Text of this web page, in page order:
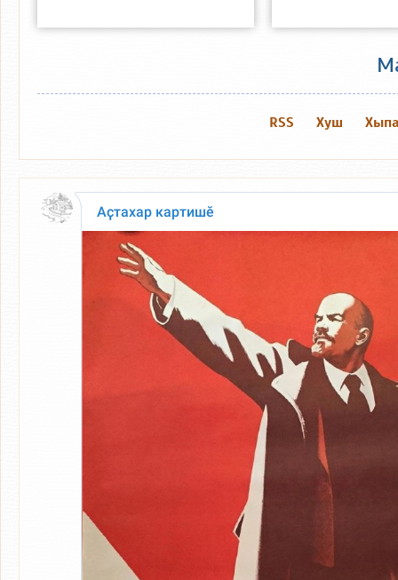
Хуш
RSS